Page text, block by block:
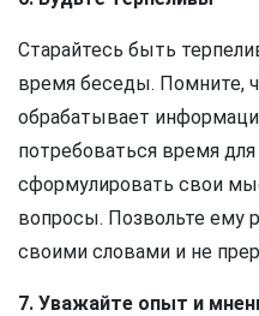
Старайтесь быть
время беседы. Помните,
обрабатывает
потребоваться время
сформулировать свои
вопросы. Позвольте ему
своими словами и не
7. Уважайте опыт и